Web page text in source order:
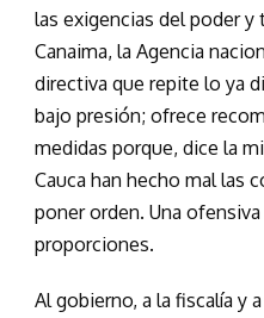
las exigencias del poder
Canaima, la Agencia
directiva que repite lo ya
bajo presión; ofrece
medidas porque, dice la
Cauca han hecho mal las
poner orden. Una
proporciones.
Al gobierno, a la fiscalía y